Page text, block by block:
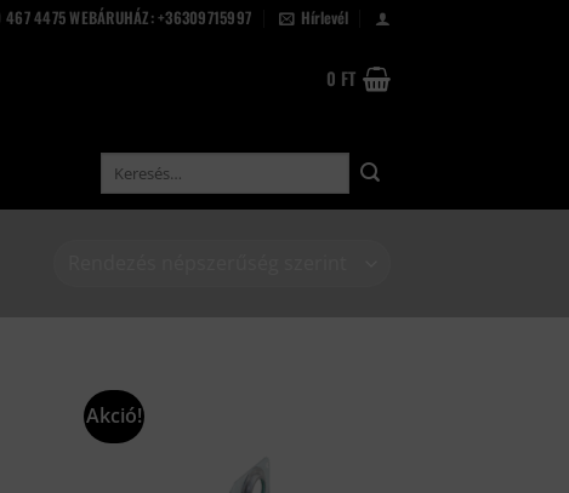
467 4475 WEBÁRUHÁZ: +36309715997 Hírlevél
0 FT
Keresés
következőre:
Akció!